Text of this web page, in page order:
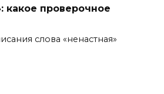
какое проверочное
слова «ненастная»